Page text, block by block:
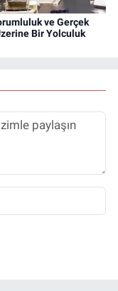
ve Gerçek
Bir Yolculuk